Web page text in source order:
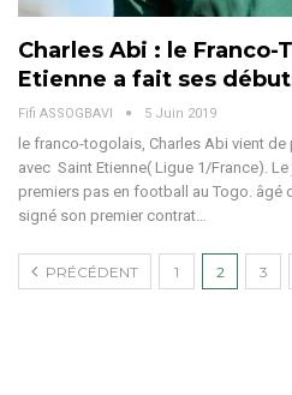
Charles Abi : le Franco-
Etienne a fait ses
Fifi ASSOGBAVI 5 Juin 2019
le franco-togolais, Charles Abi vient
avec Saint Etienne( Ligue 1/France).
premiers pas en football au Togo. âgé
signé son premier contrat…
PRÉCÉDENT 1 2 3